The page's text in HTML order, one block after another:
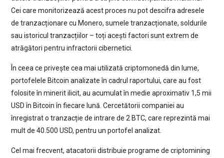
Cei care monitorizează acest proces nu pot descifra adresele
de tranzacționare cu Monero, sumele tranzacționate, soldurile
sau istoricul tranzacțiilor – toți acești factori sunt extrem de
atrăgători pentru infractorii cibernetici.
În ceea ce privește cea mai utilizată criptomonedă din lume,
portofelele Bitcoin analizate în cadrul raportului, care au fost
folosite în minerit ilicit, au acumulat în medie aproximativ 1,5 mii
USD în Bitcoin în fiecare lună. Cercetătorii companiei au
înregistrat o tranzacție de intrare de 2 BTC, care reprezintă mai
mult de 40.500 USD, pentru un portofel analizat.
Cel mai frecvent, atacatorii distribuie programe de criptomining